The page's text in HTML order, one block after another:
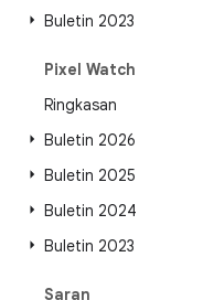
Buletin 2023
Pixel Watch
Ringkasan
Buletin 2026
Buletin 2025
Buletin 2024
Buletin 2023
Saran